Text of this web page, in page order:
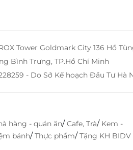
ngơi đúng nghĩa
Tower Goldmark City 136 Hồ
Bình Trưng, TP.Hồ Chí Minh
- Do Sở Kế hoạch Đầu Tư Hà
hàng - quán ăn/Cafe, Trà/ Kem -
bánh/Thực phẩm/Tặng KH BIDV